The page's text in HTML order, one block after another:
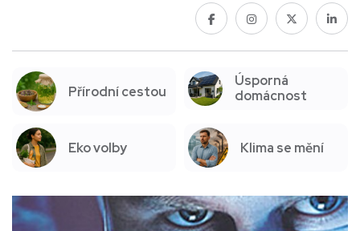
Přírodní cestou
Úsporná
domácnost
Eko volby Klima se mění